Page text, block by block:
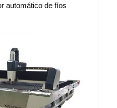
automático de fíos